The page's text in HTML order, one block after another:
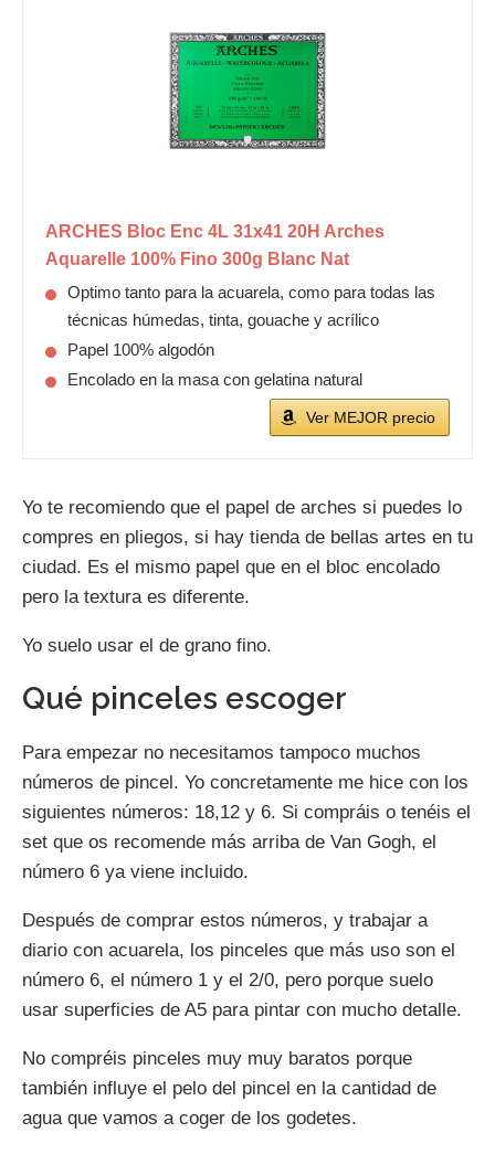
ARCHES Bloc Enc 4L 31x41 20H Arches
Aquarelle 100% Fino 300g Blanc Nat
Optimo tanto para la acuarela, como para todas las
técnicas húmedas, tinta, gouache y acrílico
Papel 100% algodón
Encolado en la masa con gelatina natural
Ver MEJOR precio
Yo te recomiendo que el papel de arches si puedes lo
compres en pliegos, si hay tienda de bellas artes en tu
ciudad. Es el mismo papel que en el bloc encolado
pero la textura es diferente.
Yo suelo usar el de grano fino.
Qué pinceles escoger
Para empezar no necesitamos tampoco muchos
números de pincel. Yo concretamente me hice con los
siguientes números: 18,12 y 6. Si compráis o tenéis el
set que os recomende más arriba de Van Gogh, el
número 6 ya viene incluido.
Después de comprar estos números, y trabajar a
diario con acuarela, los pinceles que más uso son el
número 6, el número 1 y el 2/0, pero porque suelo
usar superficies de A5 para pintar con mucho detalle.
No compréis pinceles muy muy baratos porque
también influye el pelo del pincel en la cantidad de
agua que vamos a coger de los godetes.